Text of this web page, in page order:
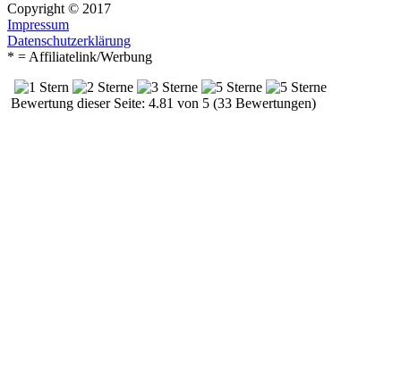
Copyright © 2017
Impressum
Datenschutzerklärung
* = Affiliatelink/Werbung
Bewertung dieser Seite: 4.81 von 5 (33 Bewertungen)